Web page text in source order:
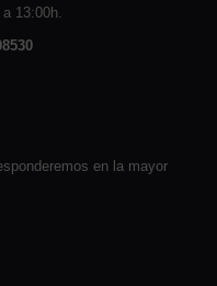
13:00h.
en la mayor